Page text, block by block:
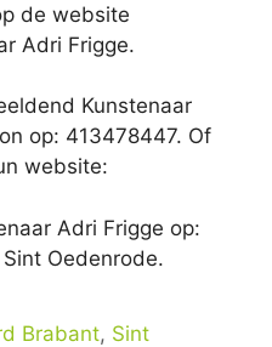
de website
Adri Frigge.
Kunstenaar
op: 413478447. Of
website:
Adri Frigge op:
Oedenrode.
Brabant, Sint